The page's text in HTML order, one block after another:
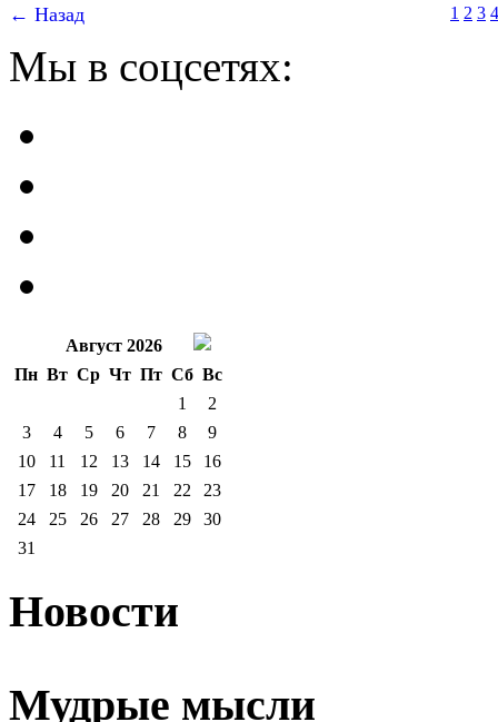
← Назад 1 2 3 4
Мы в соцсетях:
Август 2026
Пн Вт Ср Чт Пт Сб Вс
1
2
3
4 5 6 7 8
9
10
11 12 13 14 15
16
17
18 19 20 21 22
23
24
25 26 27 28 29
30
31
Новости
Мудрые мысли